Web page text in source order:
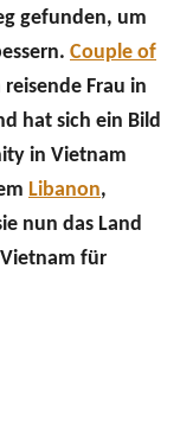
gefunden, um
Couple of
Frau in
hat sich ein Bild
in Vietnam
Libanon,
nun das Land
Vietnam für